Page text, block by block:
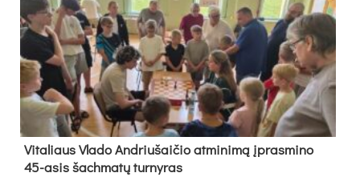
Vi­ta­liaus Vla­do And­riu­šai­čio at­mi­ni­mą įpras­mi­no
45-asis šach­ma­tų tur­ny­ras